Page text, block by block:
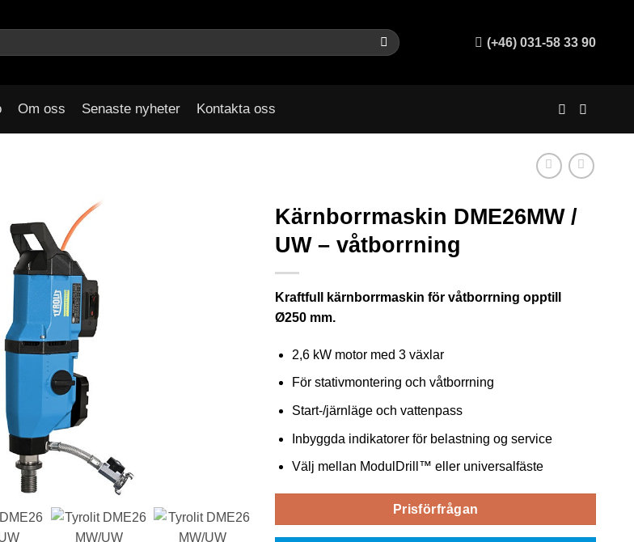
(+46) 031-58 33 90
Om oss Senaste nyheter Kontakta oss
Kärnborrmaskin DME26MW /
UW – våtborrning
Kraftfull kärnborrmaskin för våtborrning opptill
Ø250 mm.
2,6 kW motor med 3 växlar
För stativmontering och våtborrning
Start-/järnläge och vattenpass
Inbyggda indikatorer för belastning og service
Välj mellan ModulDrill™ eller universalfäste
Prisförfrågan